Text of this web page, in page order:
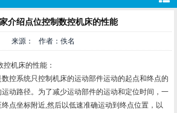
介绍点位控制数控机床的性能
来源： 作者：佚名
机床的性能：
控系统只控制机床的运动部件运动的起点和终点的
动路径。为了减少运动部件的运动和定位时间，一
点坐标附近,然后以低速准确运动到终点位置，以